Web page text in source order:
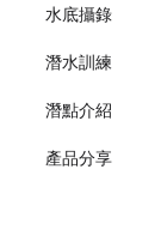
水底攝錄
潛水訓練
潛點介紹
產品分享